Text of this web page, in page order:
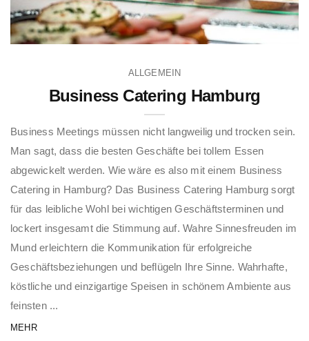
ALLGEMEIN
Business Catering Hamburg
Business Meetings müssen nicht langweilig und trocken sein.
Man sagt, dass die besten Geschäfte bei tollem Essen
abgewickelt werden. Wie wäre es also mit einem Business
Catering in Hamburg? Das Business Catering Hamburg sorgt
für das leibliche Wohl bei wichtigen Geschäftsterminen und
lockert insgesamt die Stimmung auf. Wahre Sinnesfreuden im
Mund erleichtern die Kommunikation für erfolgreiche
Geschäftsbeziehungen und beflügeln Ihre Sinne. Wahrhafte,
köstliche und einzigartige Speisen in schönem Ambiente aus
feinsten ...
MEHR